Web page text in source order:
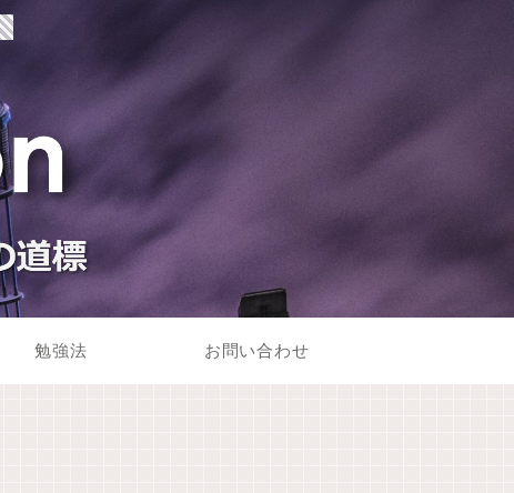
勉強法 お問い合わせ